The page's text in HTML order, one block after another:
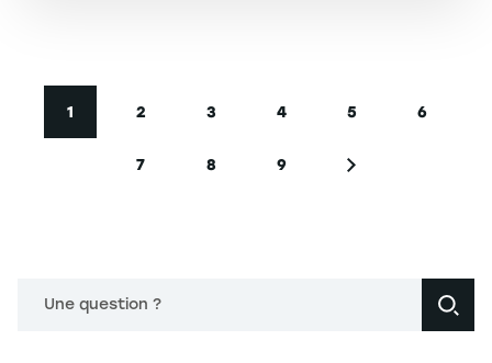
Aktuelle Seite
1
Seite
2
Seite
3
Seite
4
Seite
5
Seite
6
Seite
7
Seite
8
Seite
9
Nächste Seite
Une question ?